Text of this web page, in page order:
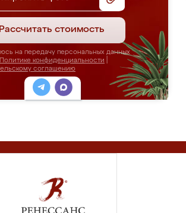
Рассчитать стоимость
на передачу персональных данных
Политике конфиденциальности
соглашению